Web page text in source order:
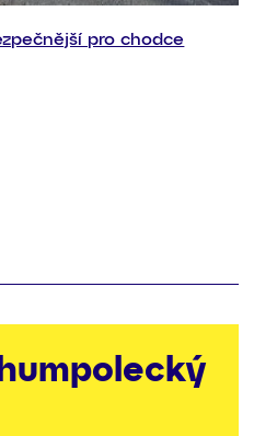
pro chodce